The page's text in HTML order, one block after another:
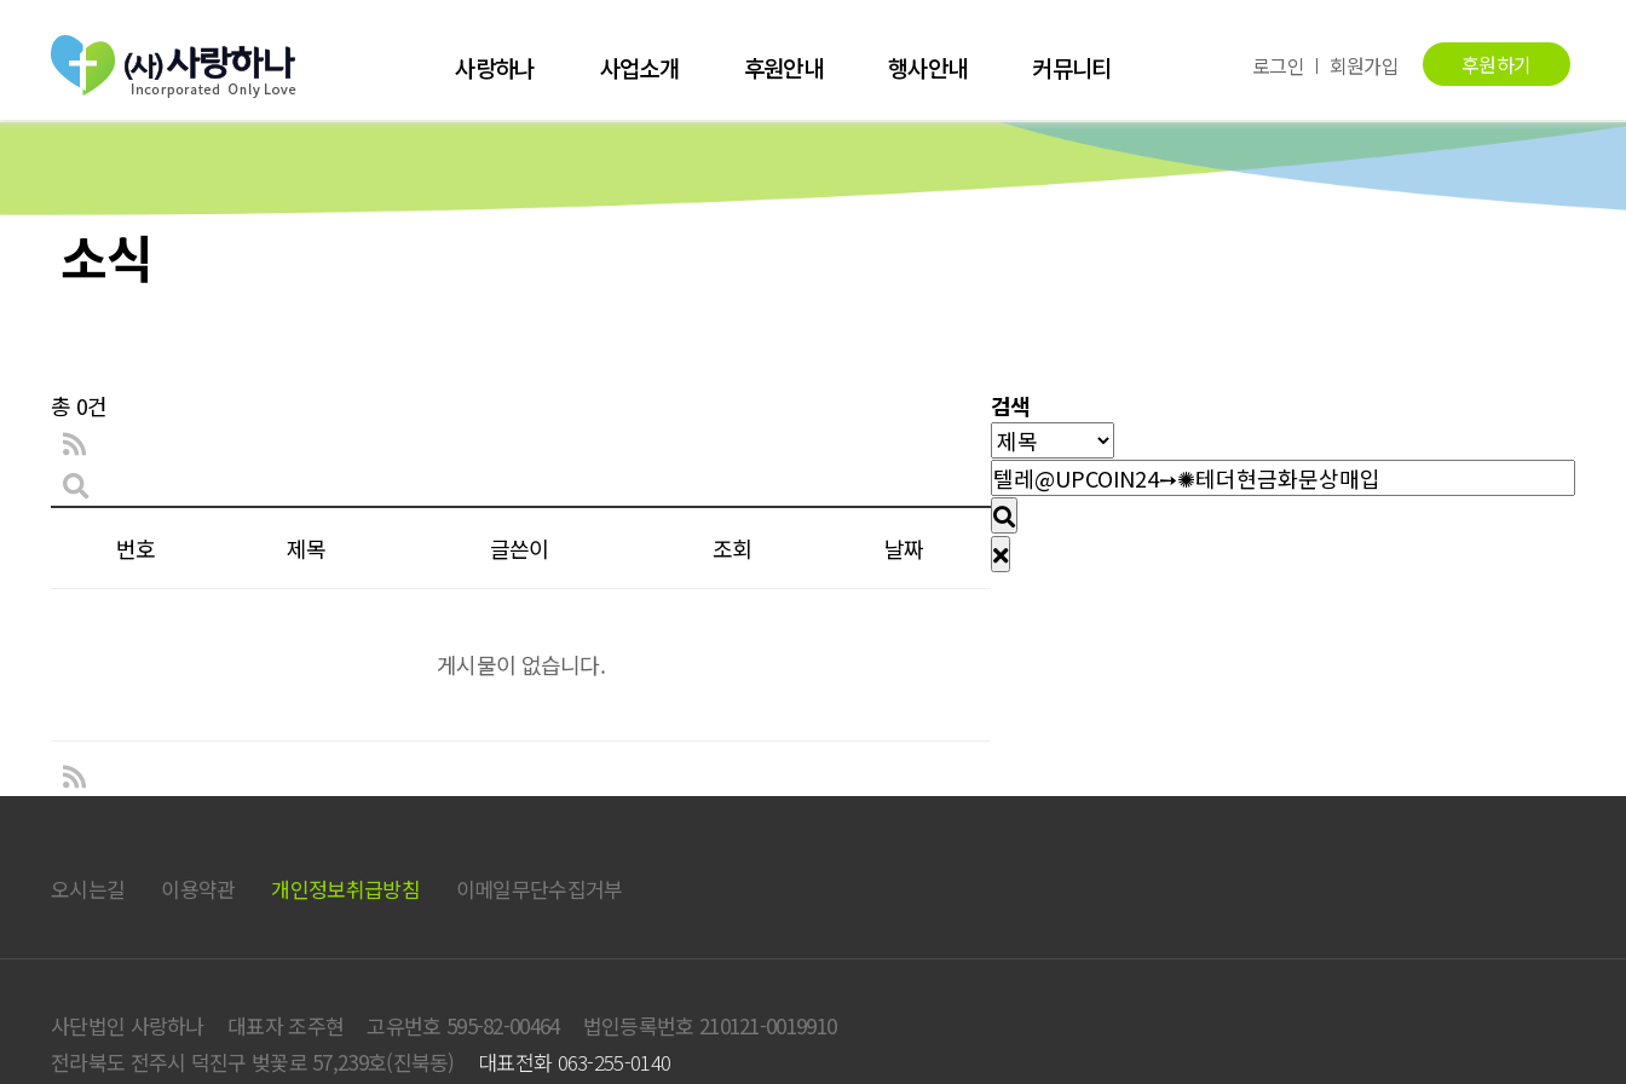
사랑하나 사업소개 후원안내 행사안내 커뮤니티 로그인 회원가입 후원하기
소식
총 0건
번호 제목 글쓴이 조회 날짜
게시물이 없습니다.
검색
오시는길 이용약관 개인정보취급방침 이메일무단수집거부
사단법인 사랑하나 대표자 조주현 고유번호 595-82-00464
법인등록번호 210121-0019910
전라북도 전주시 덕진구 벚꽃로 57,239호(진북동)
대표전화 063-255-0140